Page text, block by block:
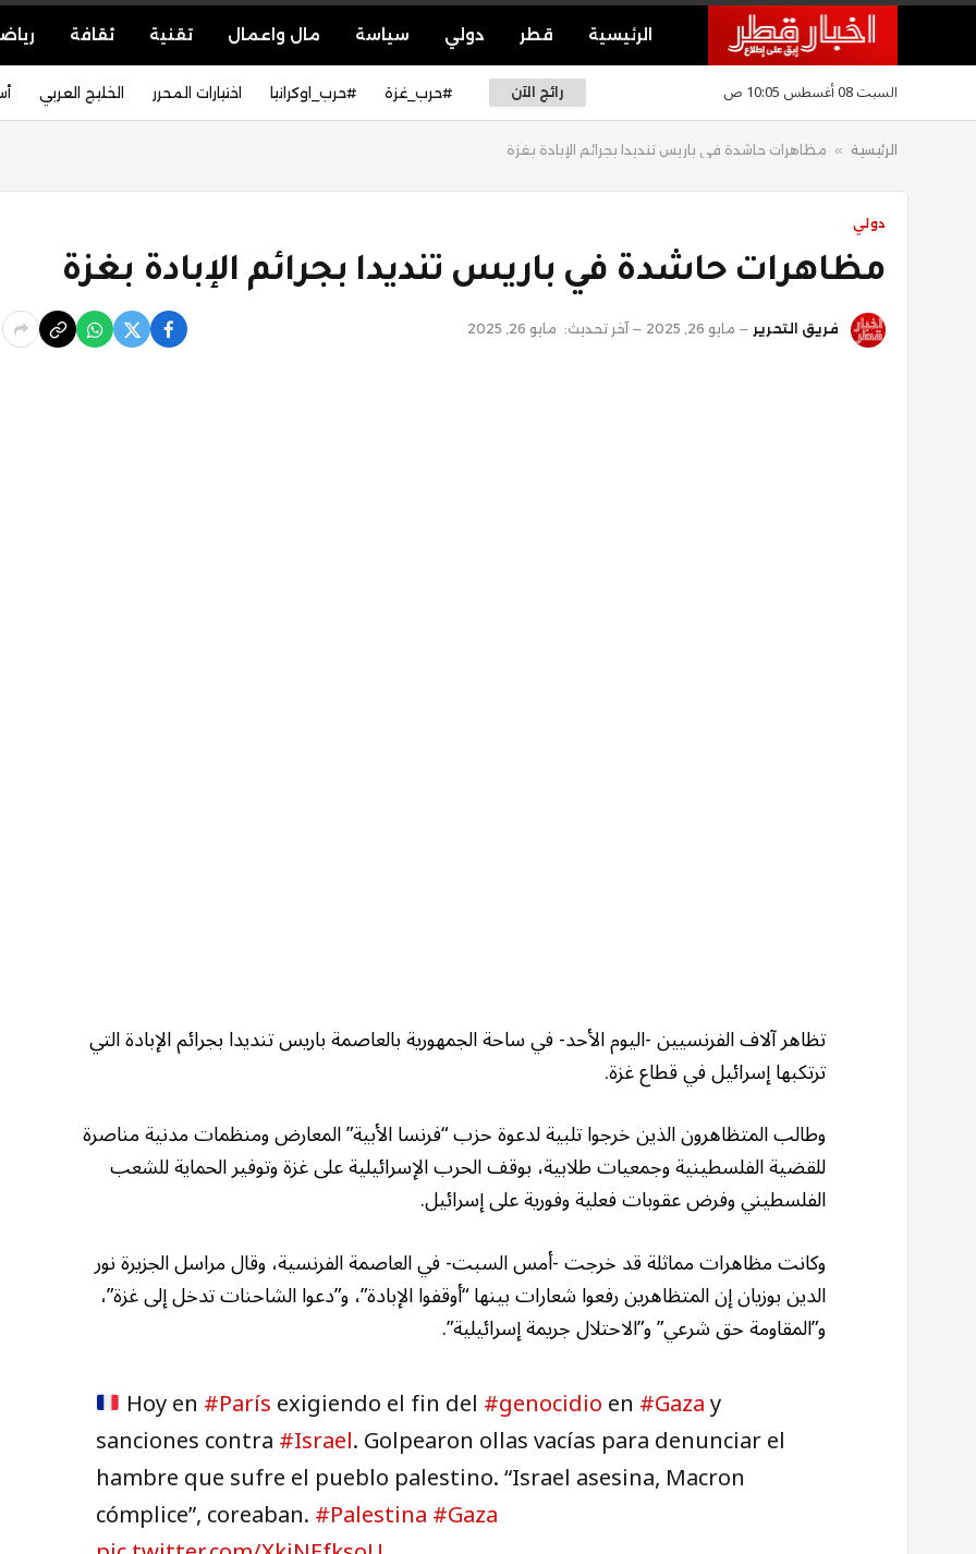
الرئيسية قطر دولي سياسة مال واعمال تقنية ثقافة
السبت 08 أغسطس 10:05 ص رائج الآن #حرب_غزة #حرب_اوكرانيا اختيارات المحرر الخليج العربي
الرئيسية » مظاهرات حاشدة في باريس تنديدا بجرائم الإبادة بغزة
دولي
مظاهرات حاشدة في باريس تنديدا بجرائم الإبادة بغزة
فريق التحرير مايو 26, 2025 آخر تحديث: مايو 26, 2025
تظاهر آلاف الفرنسيين -اليوم الأحد- في ساحة الجمهورية بالعاصمة باريس تنديدا بجرائم الإبادة التي
ترتكبها إسرائيل في قطاع غزة.
وطالب المتظاهرون الذين خرجوا تلبية لدعوة حزب “فرنسا الأبية” المعارض ومنظمات مدنية مناصرة
للقضية الفلسطينية وجمعيات طلابية، بوقف الحرب الإسرائيلية على غزة وتوفير الحماية للشعب
الفلسطيني وفرض عقوبات فعلية وفورية على إسرائيل.
وكانت مظاهرات مماثلة قد خرجت -أمس السبت- في العاصمة الفرنسية، وقال مراسل الجزيرة نور
الدين بوزيان إن المتظاهرين رفعوا شعارات بينها “أوقفوا الإبادة”، و”دعوا الشاحنات تدخل إلى غزة”،
و”المقاومة حق شرعي” و”الاحتلال جريمة إسرائيلية”.
Hoy en#Parísexigiendo el fin del#genocidioen#Gazay
sanciones contra#Israel. Golpearon ollas vacías para denunciar el
hambre que sufre el pueblo palestino. “Israel asesina, Macron
cómplice”, coreaban.#Palestina#Gaza